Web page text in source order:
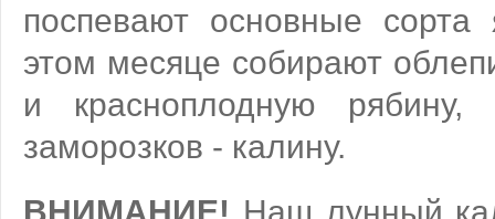
поспевают основные
этом месяце собирают
и красноплодную
заморозков - калину.
ВНИМАНИЕ! Наш лунный